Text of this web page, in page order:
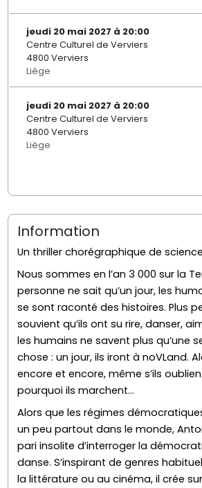
jeudi 20 mai 2027 à 20:00
Centre Culturel de Verviers
4800 Verviers
Liège
jeudi 20 mai 2027 à 20:00
Centre Culturel de Verviers
4800 Verviers
Liège
Information
Un thriller chorégraphique de
Nous sommes en l’an 3 000 sur la
personne ne sait qu’un jour, les
se sont raconté des histoires. Plus
souvient qu’ils ont su rire, danser,
les humains ne savent plus qu’une
chose : un jour, ils iront à noVLand.
encore et encore, même s’ils
pourquoi ils marchent…
Alors que les régimes
un peu partout dans le monde,
pari insolite d’interroger la
danse. S’inspirant de genres
la littérature ou au cinéma, il crée